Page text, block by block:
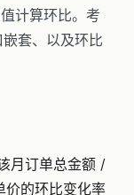
计算环比。考
套、以及环比
月订单总金额 /
价的环比变化率